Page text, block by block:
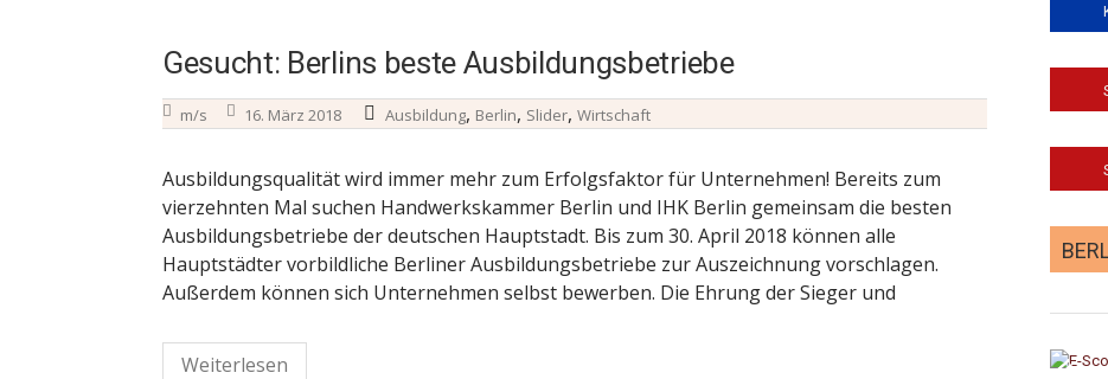
Gesucht: Berlins beste Ausbildungsbetriebe
m/s 16. März 2018 Ausbildung, Berlin, Slider, Wirtschaft
Ausbildungsqualität wird immer mehr zum Erfolgsfaktor für Unternehmen! Bereits zum
vierzehnten Mal suchen Handwerkskammer Berlin und IHK Berlin gemeinsam die besten
Ausbildungsbetriebe der deutschen Hauptstadt. Bis zum 30. April 2018 können alle
Hauptstädter vorbildliche Berliner Ausbildungsbetriebe zur Auszeichnung vorschlagen.
Außerdem können sich Unternehmen selbst bewerben. Die Ehrung der Sieger und
Weiterlesen